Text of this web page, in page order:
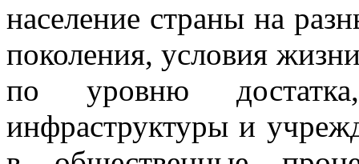
население страны на
поколения, условия
по уровню
инфраструктуры и